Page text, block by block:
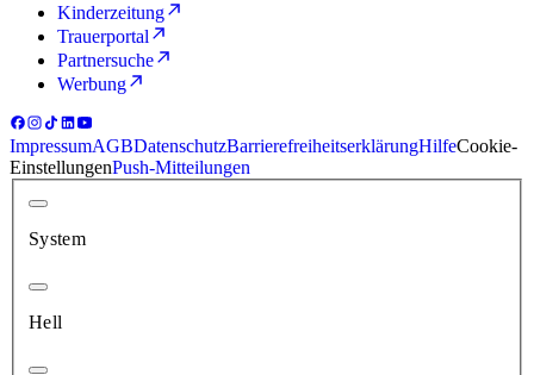
Kinderzeitung
Trauerportal
Partnersuche
Werbung
ImpressumAGBDatenschutzBarrierefreiheitserklärungHilfeCookie-
EinstellungenPush-Mitteilungen
System
Hell